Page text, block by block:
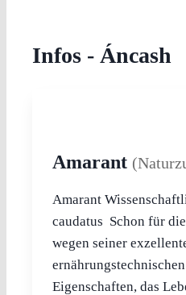
Infos - Áncash
Amarant
Amarant
caudatus Schon für
wegen seiner
Eigenschaften, das